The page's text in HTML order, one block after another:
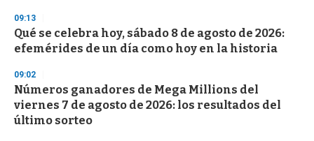
09:13
Qué se celebra hoy, sábado 8 de agosto de 2026:
efemérides de un día como hoy en la historia
09:02
Números ganadores de Mega Millions del
viernes 7 de agosto de 2026: los resultados del
último sorteo